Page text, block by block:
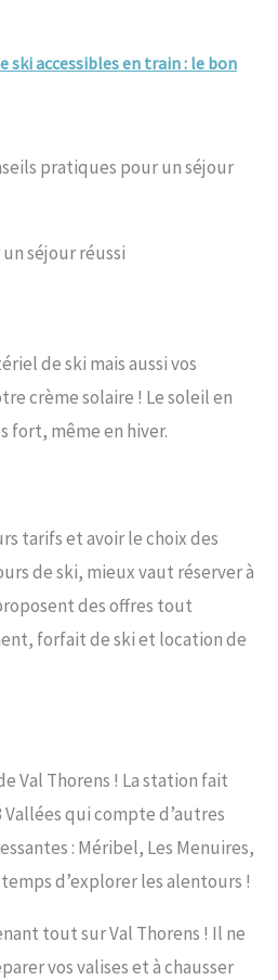
ski accessibles en train : le bon
pratiques pour un séjour
séjour réussi
de ski mais aussi vos
crème solaire ! Le soleil en
fort, même en hiver.
tarifs et avoir le choix des
de ski, mieux vaut réserver à
des offres tout
forfait de ski et location de
Val Thorens ! La station fait
qui compte d’autres
: Méribel, Les Menuires,
d’explorer les alentours !
tout sur Val Thorens ! Il ne
vos valises et à chausser